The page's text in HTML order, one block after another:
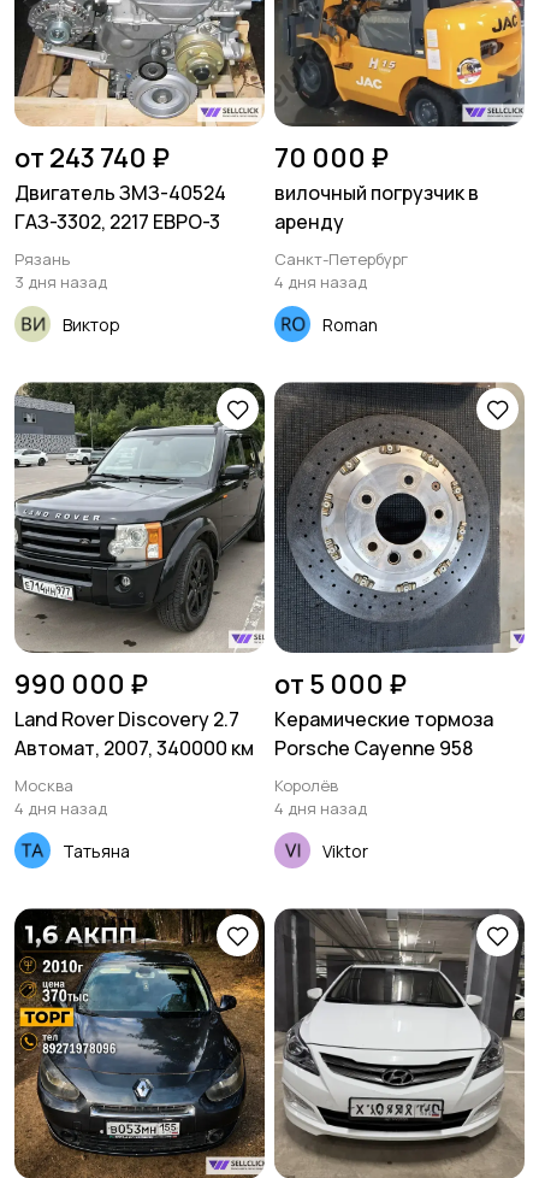
от 243 740 ₽
Двигатель ЗМЗ-40524
ГАЗ-3302, 2217 ЕВРО-3
Рязань
3 дня назад
Виктор
70 000 ₽
вилочный погрузчик в
аренду
Санкт-Петербург
4 дня назад
Roman
990 000 ₽
Land Rover Discovery 2.7
Автомат, 2007, 340000 км
Москва
4 дня назад
Татьяна
от 5 000 ₽
Керамические тормоза
Porsche Cayenne 958
Королёв
4 дня назад
Viktor